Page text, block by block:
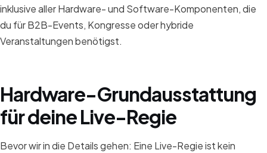
inklusive aller Hardware- und Software-Komponenten, die
du für B2B-Events, Kongresse oder hybride
Veranstaltungen benötigst.
Hardware-Grundausstattung
für deine Live-Regie
Bevor wir in die Details gehen: Eine Live-Regie ist kein